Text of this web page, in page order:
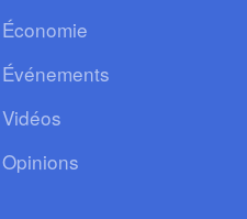
Économie
Événements
Vidéos
Opinions